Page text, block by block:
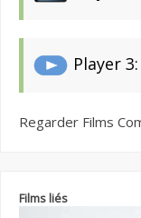
Player 3:
Regarder Films
Films liés